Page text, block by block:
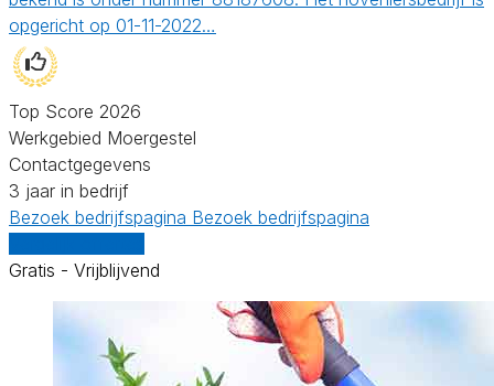
opgericht op 01-11-2022…
Top Score 2026
Werkgebied Moergestel
Contactgegevens
3 jaar in bedrijf
Bezoek bedrijfspagina Bezoek bedrijfspagina
Gratis - Vrijblijvend